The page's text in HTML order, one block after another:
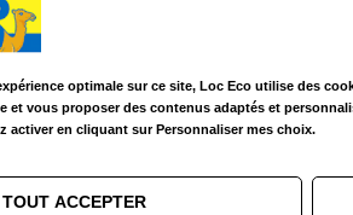
optimale sur ce site, Loc Eco utilise des
et vous proposer des contenus adaptés et
activer en cliquant sur Personnaliser mes choix.
TOUT ACCEPTER